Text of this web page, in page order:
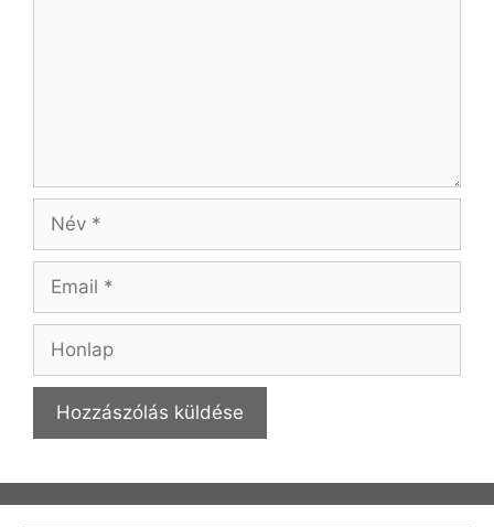
Név
Email
Honlap